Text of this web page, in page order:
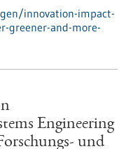
innovation-impact-
greener-and-more-
Engineering
und